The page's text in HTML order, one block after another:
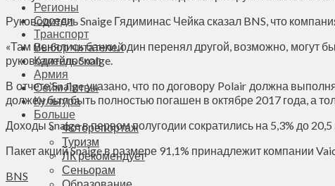
Регионы
Соседи
Транспорт
Выбор читателей
Калейдоскоп
Армия
Сейм Литвы
Культура
Больше
Фоторепортаж
Туризм
ЛК рекомендует
Сеньорам
Руководитель Snaige Гядиминас Чейка сказал BNS, что
«Там менялись банки, один перенял другой, возможно, могут
руководитель Snaige.
В отчете Snaige указано, что по договору Polair должна
должен был быть полностью погашен в октябре 2017 года, а
Доходы Snaige в первом полугодии сократились на 5,3% до
Пакет акций Snaige в размере 91,1% принадлежит компании
BNS